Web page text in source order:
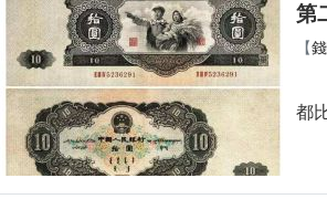
第
【
說
都